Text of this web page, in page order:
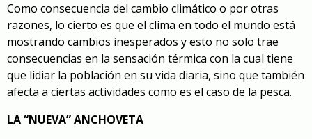
Como consecuencia del cambio climático o por otras
razones, lo cierto es que el clima en todo el mundo está
mostrando cambios inesperados y esto no solo trae
consecuencias en la sensación térmica con la cual tiene
que lidiar la población en su vida diaria, sino que también
afecta a ciertas actividades como es el caso de la pesca.
LA “NUEVA” ANCHOVETA